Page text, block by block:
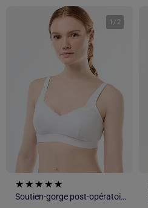
1 / 2
Soutien-gorge post-opératoire - Octobre Rose